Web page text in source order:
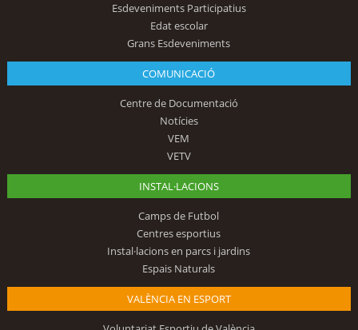
Esdeveniments Participatius
Edat escolar
Grans Esdeveniments
COMUNICACIÓ
Centre de Documentació
Notícies
VEM
VETV
INSTAL·LACIONS
Camps de Futbol
Centres esportius
Instal·lacions en parcs i jardins
Espais Naturals
VALÈNCIA EN ESPORT